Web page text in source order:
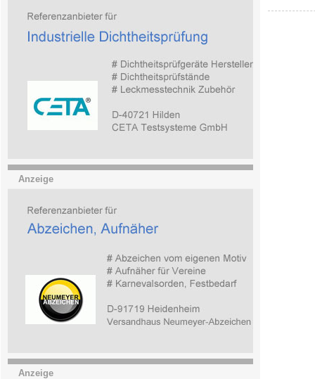
Anzeige
Anzeige